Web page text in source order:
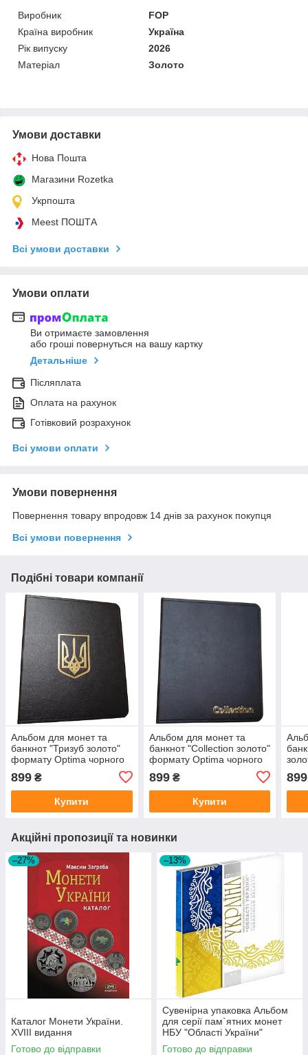
Виробник
FOP
Країна виробник
Україна
Рік випуску
2026
Матеріал
Золото
Умови доставки
Нова Пошта
Магазини Rozetka
Укрпошта
Meest ПОШТА
Всі умови доставки
Умови оплати
Ви отримаєте замовлення
або гроші повернуться на вашу картку
Детальніше
Післяплата
Оплата на рахунок
Готівковий розрахунок
Всі умови оплати
Умови повернення
Повернення товару впродовж 14 днів за рахунок покупця
Всі умови повернення
Подібні товари компанії
Альбом для монет та
банкнот "Тризуб золото"
формату Optima чорного
899 ₴
Купити
Альбом для монет та
банкнот "Collection золото"
формату Optima чорного
899₴
Купити
899
Акційні пропозиції та новинки
–27%
Каталог Монети України.
XVІІІ видання
Готово до відправки
–13%
Сувенірна упаковка Альбом
для серії пам`ятних монет
НБУ "Області України"
Готово до відправки